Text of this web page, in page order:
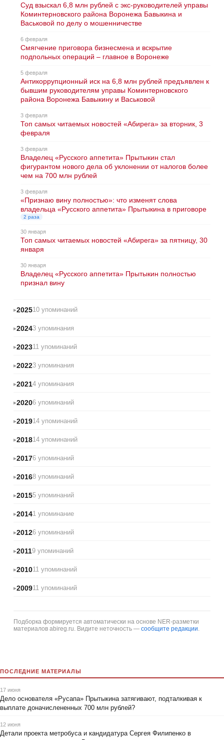
Суд взыскал 6,8 млн рублей с экс-руководителей управы
Коминтерновского района Воронежа Бавыкина и
Васьковой по делу о мошенничестве
6 февраля
Смягчение приговора бизнесмена и вскрытие
подпольных операций – главное в Воронеже
5 февраля
Антикоррупционный иск на 6,8 млн рублей предъявлен к
бывшим руководителям управы Коминтерновского
района Воронежа Бавыкину и Васьковой
3 февраля
Топ самых читаемых новостей «Абирега» за вторник, 3
февраля
3 февраля
Владелец «Русского аппетита» Прытыкин стал
фигурантом нового дела об уклонении от налогов более
чем на 700 млн рублей
3 февраля
«Признаю вину полностью»: что изменят слова
владельца «Русского аппетита» Прытыкина в приговоре
2 раза
30 января
Топ самых читаемых новостей «Абирега» за пятницу, 30
января
30 января
Владелец «Русского аппетита» Прытыкин полностью
признал вину
202510 упоминаний
20243 упоминания
202311 упоминаний
20223 упоминания
20214 упоминания
20206 упоминаний
201914 упоминаний
201814 упоминаний
20176 упоминаний
20168 упоминаний
20155 упоминаний
20141 упоминание
20126 упоминаний
20119 упоминаний
201011 упоминаний
200911 упоминаний
Подборка формируется автоматически на основе NER-разметки
материалов abireg.ru. Видите неточность — сообщите редакции
ПОСЛЕДНИЕ МАТЕРИАЛЫ
17 июня
Дело основателя «Русапа» Прытыкина затягивают, подталкивая к
выплате доначислененных 700 млн рублей?
12 июня
Детали проекта метробуса и кандидатура Сергея Филипенко в